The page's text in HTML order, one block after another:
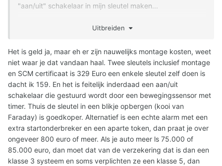
"aan/uit" schakelaar in mijn sleutel maken...
Uitbreiden
Het is geld ja, maar eh er zijn nauwelijks montage kosten, weet
niet waar je dat vandaan haal. Twee sleutels inclusief montage
en SCM certificaat is 329 Euro een enkele sleutel zelf doen is
dacht ik 159. En het is feitelijk inderdaad een aan/uit
schakelaar die gestuurd wordt door een bewegingssensor met
timer. Thuis de sleutel in een blikje opbergen (kooi van
Faraday) is goedkoper. Alternatief is een echte alarm met een
extra startonderbreker en een aparte token, dan praat je over
ongeveer 800 euro of meer. Als je auto meer ls 75.000 of
85.000 euro, dan moet dat van de verzekering dat is dan een
klasse 3 systeem en soms verplichten ze een klasse 5, dan